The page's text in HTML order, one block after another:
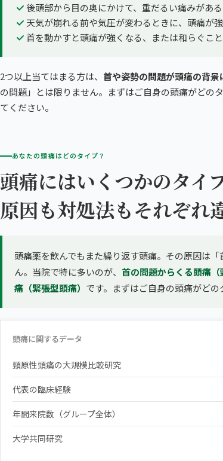
後頭部から目の奥にかけて、重だるい痛みがある
天気が崩れる前や気圧が変わるときに、頭痛が
首を動かすと頭痛が強くなる、または和らぐこ
2つ以上当てはまる方は、 首や姿勢の問題が頭痛の背景
の問題」とは限りません。まずはご自身の頭痛がどの
てください。
あなたの頭痛はどのタイプ？
頭痛にはいくつかのタイ
原因も対処法もそれぞれ
頭痛薬を飲んでもまた繰り返す頭痛。その原因は
ん。当院で特に多いのが、 首の問題からくる頭痛（
痛（緊張型頭痛） です。まずはご自身の頭痛がどの
頭痛に関するデータ
頸原性頭痛の大規模比較研究
代表の臨床経験
年間来院数（グループ全体）
大学共同研究